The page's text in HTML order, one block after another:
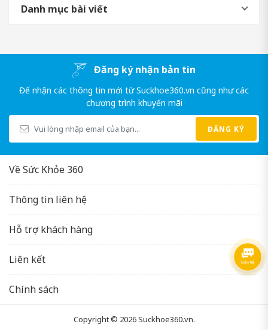
Danh mục bài viết
Đăng ký nhận bản tin
Đế nhận các thông tin mới từ Suckhoe360.vn cũng như các
chương trình khuyến mãi
ĐĂNG KÝ
Về Sức Khỏe 360
Thông tin liên hệ
Hỗ trợ khách hàng
Liên kết
Chính sách
Copyright © 2026Suckhoe360.vn.